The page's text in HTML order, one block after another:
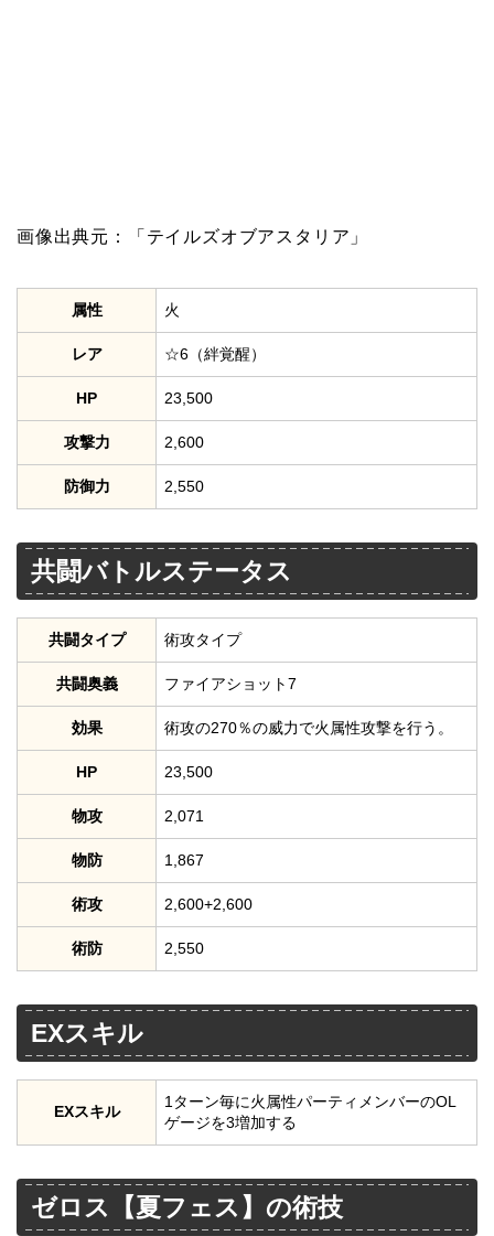
画像出典元：「テイルズオブアスタリア」
属性 火
レア ☆6（絆覚醒）
HP 23,500
攻撃力 2,600
防御力 2,550
共闘バトルステータス
共闘タイプ 術攻タイプ
共闘奥義 ファイアショット7
効果 術攻の270％の威力で火属性攻撃を行う。
HP 23,500
物攻 2,071
物防 1,867
術攻 2,600+2,600
術防 2,550
EXスキル
EXスキル
1ターン毎に火属性パーティメンバーのOL
ゲージを3増加する
ゼロス【夏フェス】の術技